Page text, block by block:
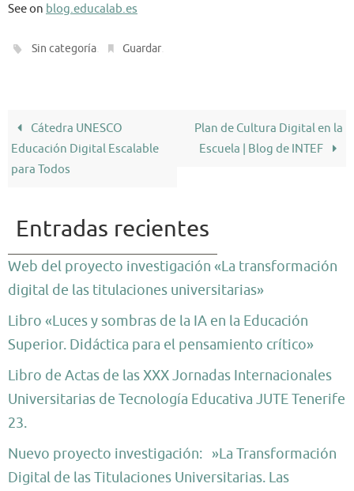
See on blog.educalab.es
Sin categoría Guardar
Cátedra UNESCO
Educación Digital Escalable
para Todos
Plan de Cultura Digital en la
Escuela | Blog de INTEF
Entradas recientes
Web del proyecto investigación «La transformación
digital de las titulaciones universitarias»
Libro «Luces y sombras de la IA en la Educación
Superior. Didáctica para el pensamiento crítico»
Libro de Actas de las XXX Jornadas Internacionales
Universitarias de Tecnología Educativa JUTE Tenerife
23.
Nuevo proyecto investigación: »La Transformación
Digital de las Titulaciones Universitarias. Las